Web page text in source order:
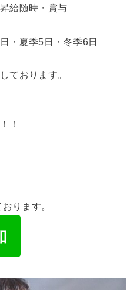
給随時・賞与
・夏季5日・冬季6日
ております。
！
ります。